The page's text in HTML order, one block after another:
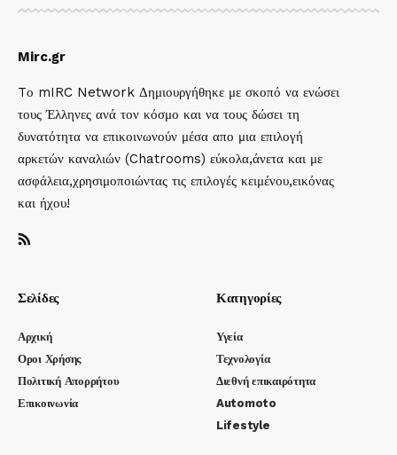
Mirc.gr
Tο mIRC Network Δημιουργήθηκε με σκοπό να ενώσει
τους Έλληνες ανά τον κόσμο και να τους δώσει τη
δυνατότητα να επικοινωνούν μέσα απο μια επιλογή
αρκετών καναλιών (Chatrooms) εύκολα,άνετα και με
ασφάλεια,χρησιμοποιώντας τις επιλογές κειμένου,εικόνας
και ήχου!
Σελίδες
Αρχική
Οροι Χρήσης
Πολιτική Απορρήτου
Επικοινωνία
Κατηγορίες
Υγεία
Τεχνολογία
Διεθνή επικαιρότητα
Automoto
Lifestyle